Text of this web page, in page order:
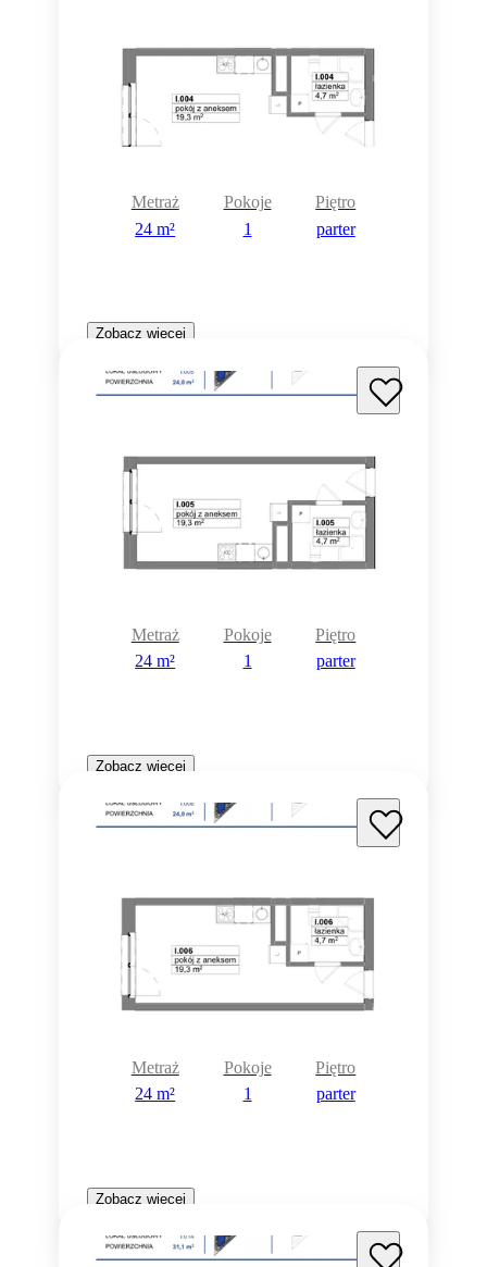
Metraż
24 m²
Pokoje
1
Piętro
parter
Zobacz więcej
Metraż
24 m²
Pokoje
1
Piętro
parter
Zobacz więcej
Metraż
24 m²
Pokoje
1
Piętro
parter
Zobacz więcej